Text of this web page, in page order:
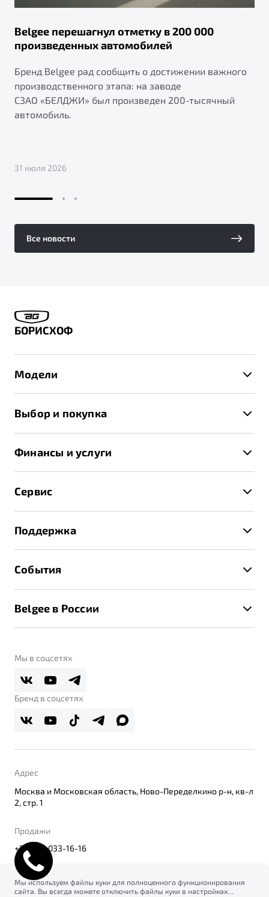
Belgee перешагнул отметку в 200 000
произведенных автомобилей
Бренд Belgee рад сообщить о достижении важного
производственного этапа: на заводе
СЗАО «БЕЛДЖИ» был произведен 200-тысячный
автомобиль.
31 июля 2026
Все новости
БОРИСХОФ
Модели
X70
Выбор и покупка
Спецпредложения и Акции
Записаться на тест-драйв
Получить предложение
Финансы и услуги
Трейд-ин
Страхование
Расчет КАСКО
Сервис
Руководство по эксплуатации
Техническое обслуживание
Калькулятор ТО
Поддержка
Помощь на дорогах
Belgee Линк
Реферальная программа
События
Контакты
Belgee в России
О дилерском центре
Правовая информация
Мы в соцсетях
Бренд в соцсетях
Адрес
Москва и Московская область, Ново-Переделкино р-н, кв-л
2, стр. 1
Продажи
+7 (495) 033-16-16
© 2026
Мы используем файлы куки для полноценного функционирования
сайта. Вы всегда можете отключить файлы куки в настройках